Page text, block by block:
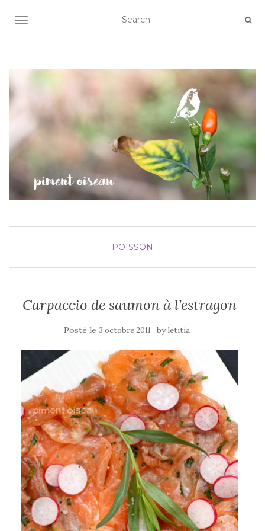
AFFICHER/MASQUER LA NAVIGATION
POISSON
Carpaccio de saumon à l’estragon
Posté le 3 octobre 2011 byletitia